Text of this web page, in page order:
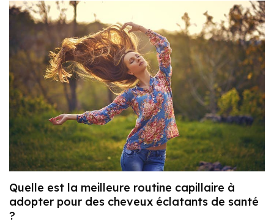
Quelle est la meilleure routine capillaire à
adopter pour des cheveux éclatants de santé
?